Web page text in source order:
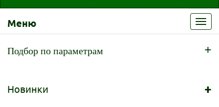
Меню
Подбор по параметрам +
Новинки +